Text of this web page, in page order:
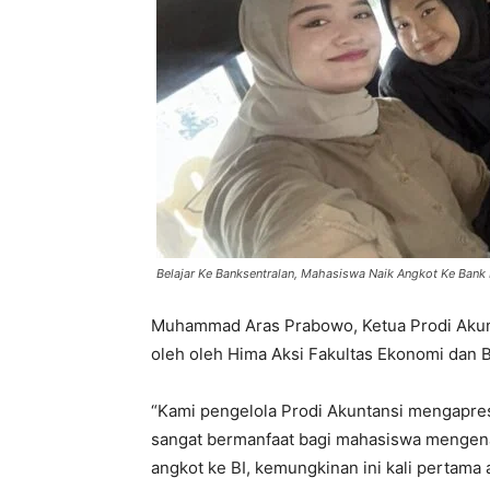
Belajar Ke Banksentralan, Mahasiswa Naik Angkot Ke Bank
Muhammad Aras Prabowo, Ketua Prodi
oleh oleh Hima Aksi Fakultas Ekonomi dan
“Kami pengelola Prodi Akuntansi
sangat bermanfaat bagi mahasiswa
angkot ke BI, kemungkinan ini kali pertama